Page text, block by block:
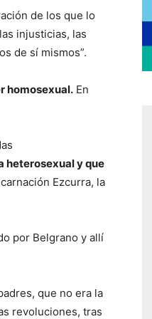
de los que lo
injusticias, las
de sí mismos”.
homosexual. En
heterosexual y que
Ezcurra, la
por Belgrano y allí
que no era la
revoluciones, tras